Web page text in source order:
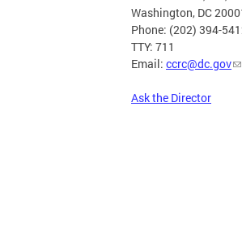
Washington, DC
Phone: (202) 394-
TTY: 711
Email: ccrc@dc.gov
Ask the Director